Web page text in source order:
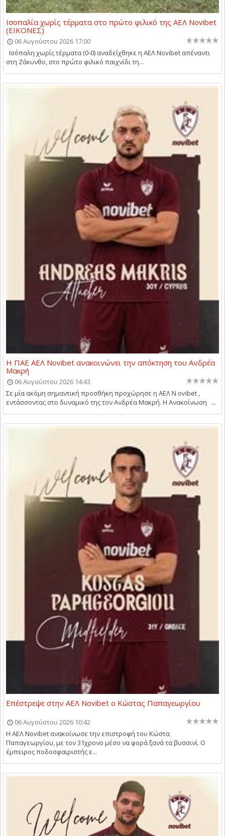
Ισοπαλία χωρίς τέρματα στο πρώτο φιλικό της ΑΕΛ Novibet
(ΕΙΚΟΝΕΣ)
06 Αυγούστου 2026 17:00
Ισόπαλη χωρίς τέρματα (0-0) αναδείχθηκε η ΑΕΛ Novibet απέναντι
στη Ζάκυνθο, στο πρώτο φιλικό παιχνίδι τη...
Η ΠΑΕ ΑΕΛ Novibet ανακοινώνει την απόκτηση του Ανδρέα
Μακρή
06 Αυγούστου 2026 14:43
Σε μία ακόμη σημαντική προσθήκη προχώρησε η ΑΕΛ N ovibet ,
εντάσσοντας στο δυναμικό της τον Ανδρέα Μακρή. Η Ανακοίνωση ...
Επέστρεψε στην ΑΕΛ Novibet ο Κώστας Παπαγεωργίου
06 Αυγούστου 2026 10:42
Η ΑΕΛ Novibet ανακοίνωσε την επιστροφή του Κώστα
Παπαγεωργίου, με τον 31χρονο μέσο να φορά ξανά τα βυσσινί. Ο
έμπειρος ποδοσφαιριστής ε...